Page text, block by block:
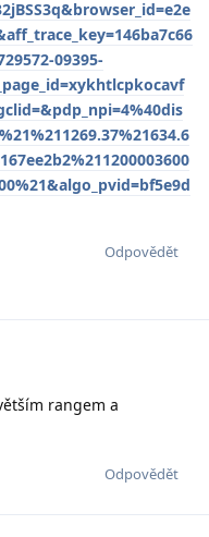
09395-
Odpovědět
rangem a
Odpovědět